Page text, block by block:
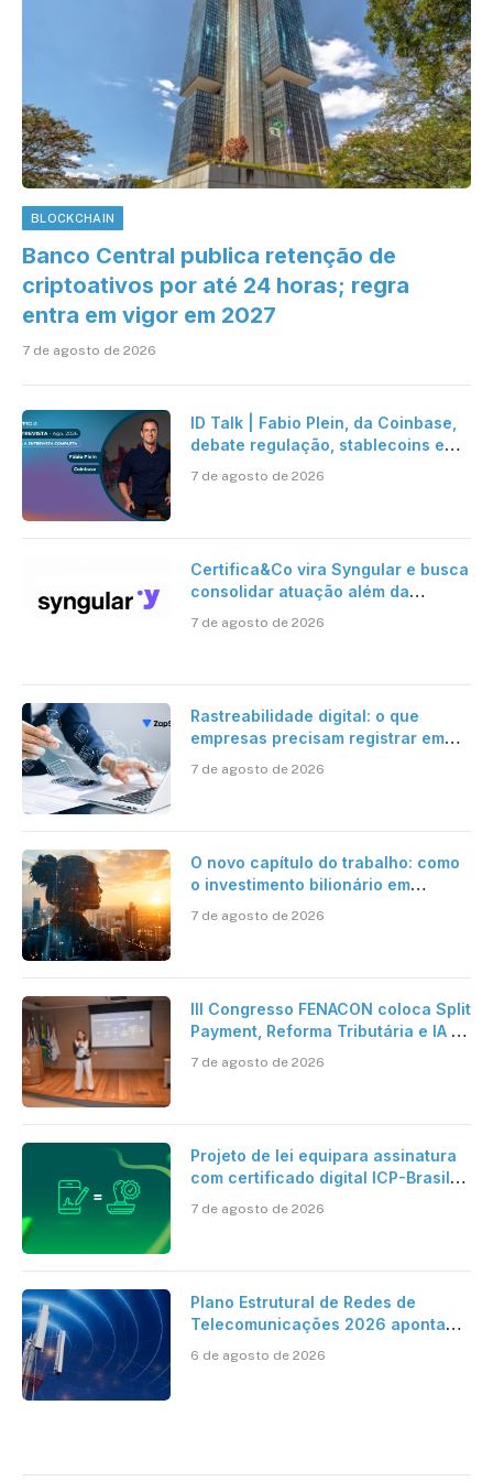
BLOCKCHAIN
Banco Central publica retenção de
criptoativos por até 24 horas; regra
entra em vigor em 2027
7 de agosto de 2026
ID Talk | Fabio Plein, da Coinbase,
debate regulação, stablecoins e
7 de agosto de 2026
Certifica&Co vira Syngular e busca
consolidar atuação além da
7 de agosto de 2026
Rastreabilidade digital: o que
empresas precisam registrar em
7 de agosto de 2026
O novo capítulo do trabalho: como
o investimento bilionário em
verdadeira era da inteligência
7 de agosto de 2026
III Congresso FENACON coloca Split
Payment, Reforma Tributária e IA no
7 de agosto de 2026
Projeto de lei equipara assinatura
com certificado digital ICP-Brasil
cartório
7 de agosto de 2026
Plano Estrutural de Redes de
Telecomunicações 2026 aponta
mantém desafio
6 de agosto de 2026